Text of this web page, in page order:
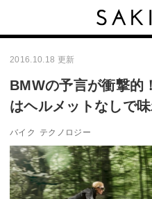
2016.10.18 更新
BMWの予言が衝撃的
はヘルメットなしで
バイク テクノロジー